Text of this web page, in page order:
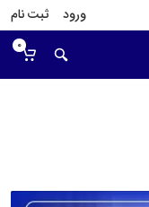
ورود ثبت نام
0